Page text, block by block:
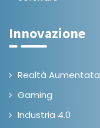
Innovazione
Realtà Aumentata
Gaming
Industria 4.0